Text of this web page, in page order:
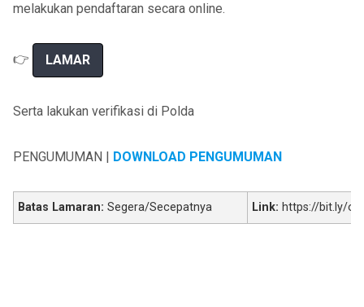
melakukan pendaftaran secara online.
👉 LAMAR
Serta lakukan verifikasi di Polda
PENGUMUMAN | DOWNLOAD PENGUMUMAN
Batas Lamaran: Segera/Secepatnya Link: https://bit.ly/